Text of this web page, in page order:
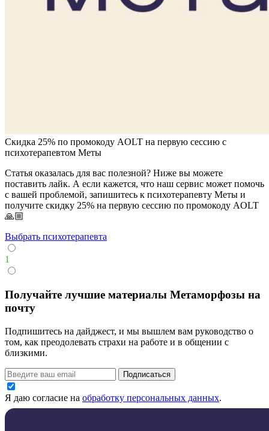
Скидка 25% по промокоду AOLT на первую сессию с
психотерапевтом Меты
Статья оказалась для вас полезной? Ниже вы можете
поставить лайк. А если кажется, что наш сервис может помочь
с вашей проблемой, запишитесь к психотерапевту Меты и
получите скидку 25% на первую сессию по промокоду AOLT
🙏🏼
Выбрать психотерапевта
1
Получайте лучшие материалы Метаморфозы на
почту
Подпишитесь на дайджест, и мы вышлем вам руководство о
том, как преодолевать страхи на работе и в общении с
близкими.
Подписаться
Я даю согласие на обработку персональных данных.